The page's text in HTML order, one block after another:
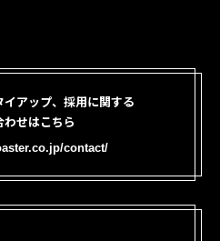
イアップ、採用に関する
わせはこちら
contact/